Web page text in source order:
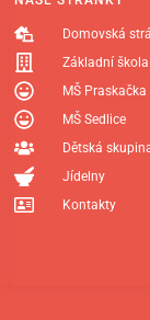
Domovská
Základní škola
MŠ Praskačka
MŠ Sedlice
Dětská
Jídelny
Kontakty